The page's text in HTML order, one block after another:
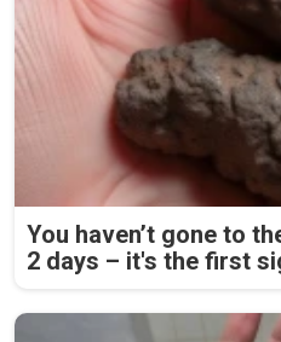
You haven’t gone to
2 days – it's the first